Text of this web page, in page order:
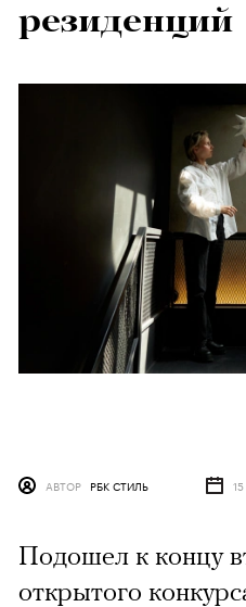
резиденций
АВТОР РБК СТИЛЬ
Подошел к концу
открытого